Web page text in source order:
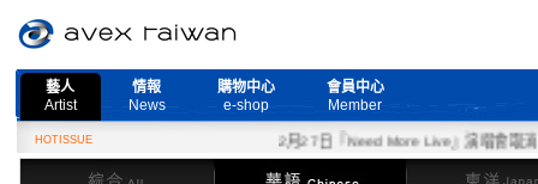
藝人
Artist
情報
News
購物中心
e-shop
會員中心
Member
HOTISSUE
2月27日『Need More Live』演唱會取消公
綜合
華語 東洋